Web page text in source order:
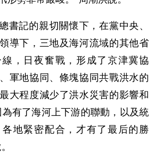
書記的親切關懷下，在黨中央、
導下，三地及海河流域的其他省
，日夜奮戰，形成了京津冀協
軍地協同、條塊協同共戰洪水的
大程度減少了洪水災害的影響和
有了海河上下游的聯動，以及統
地緊密配合，才有了最后的勝